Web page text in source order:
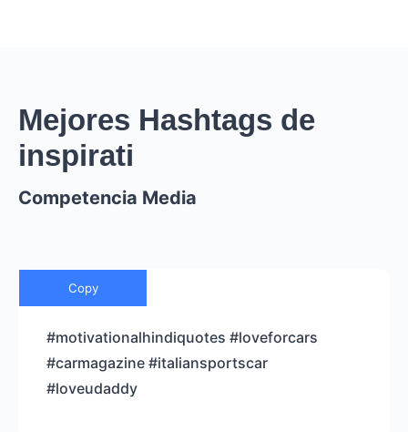
Mejores Hashtags de
inspirati
Competencia Media
Copy
#motivationalhindiquotes #loveforcars
#carmagazine #italiansportscar
#loveudaddy